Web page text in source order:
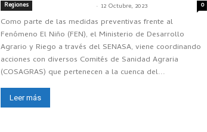
Regiones - 12 Octubre, 2023 0
Como parte de las medidas preventivas frente al
Fenómeno El Niño (FEN), el Ministerio de Desarrollo
Agrario y Riego a través del SENASA, viene coordinando
acciones con diversos Comités de Sanidad Agraria
(COSAGRAS) que pertenecen a la cuenca del...
Leer más